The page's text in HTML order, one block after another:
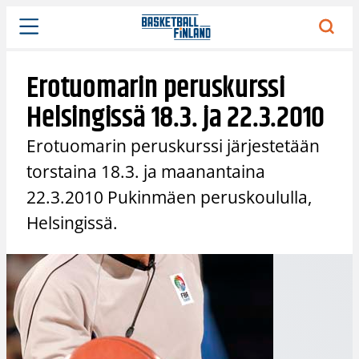
Siirry
sisältöön
Erotuomarin peruskurssi
Helsingissä 18.3. ja 22.3.2010
Erotuomarin peruskurssi järjestetään
torstaina 18.3. ja maanantaina
22.3.2010 Pukinmäen peruskoululla,
Helsingissä.